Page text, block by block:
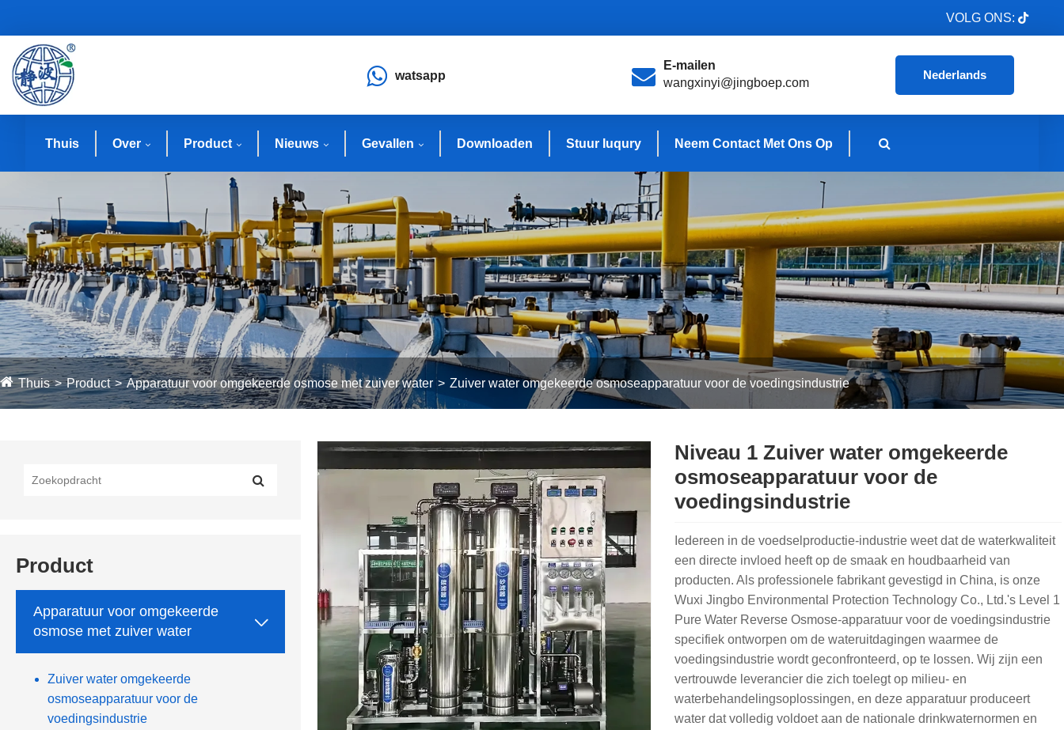
VOLG ONS:
watsapp
E-mailen
wangxinyi@jingboep.com
Nederlands
Thuis Over Product Nieuws Gevallen Downloaden Stuur Iuqury Neem Contact Met Ons Op
Thuis Product Apparatuur voor omgekeerde osmose met zuiver water Zuiver water omgekeerde osmoseapparatuur voor de voedingsindustrie
Product
Apparatuur voor omgekeerde
osmose met zuiver water

Zuiver water omgekeerde
osmoseapparatuur voor de
voedingsindustrie
Niveau 1 Zuiver water omgekeerde
osmoseapparatuur voor de
voedingsindustrie
Iedereen in de voedselproductie-industrie weet dat de waterkwaliteit
een directe invloed heeft op de smaak en houdbaarheid van
producten. Als professionele fabrikant gevestigd in China, is onze
Wuxi Jingbo Environmental Protection Technology Co., Ltd.'s Level 1
Pure Water Reverse Osmose-apparatuur voor de voedingsindustrie
specifiek ontworpen om de wateruitdagingen waarmee de
voedingsindustrie wordt geconfronteerd, op te lossen. Wij zijn een
vertrouwde leverancier die zich toelegt op milieu- en
waterbehandelingsoplossingen, en deze apparatuur produceert
water dat volledig voldoet aan de nationale drinkwaternormen en